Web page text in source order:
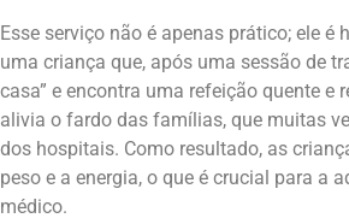
Esse serviço não é apenas prático; ele é
uma criança que, após uma sessão de
casa” e encontra uma refeição quente e
alivia o fardo das famílias, que muitas
dos hospitais. Como resultado, as
peso e a energia, o que é crucial para a
médico.